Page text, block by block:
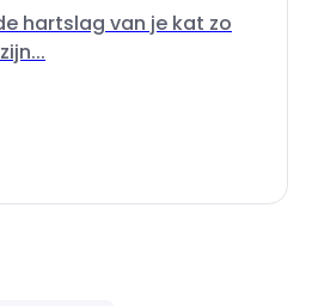
hartslag van je kat zo